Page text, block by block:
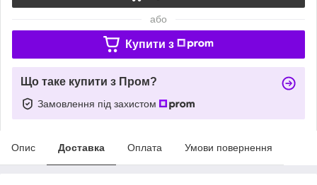
або
Купити з
Що таке купити з Пром?
Замовлення під захистом
Опис Доставка Оплата Умови повернення